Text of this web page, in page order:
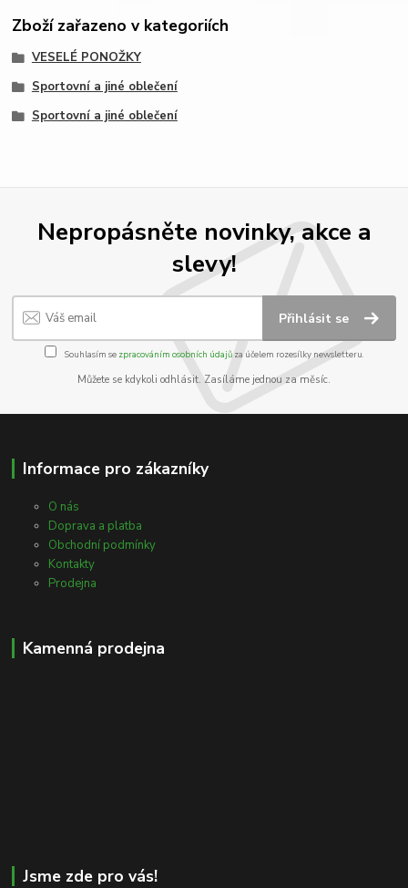
Zboží zařazeno v kategoriích
VESELÉ PONOŽKY
Sportovní a jiné oblečení
Sportovní a jiné oblečení
Nepropásněte novinky, akce a
slevy!
Přihlásit se
Souhlasím se zpracováním osobních údajůza účelem rozesílky newsletteru.
Můžete se kdykoli odhlásit. Zasíláme jednou za měsíc.
Informace pro zákazníky
O nás
Doprava a platba
Obchodní podmínky
Kontakty
Prodejna
Kamenná prodejna
Jsme zde pro vás!